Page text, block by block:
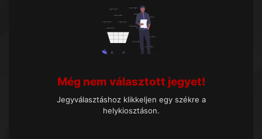
Még nem választott jegyet!
Jegyválasztáshoz klikkeljen egy székre a
helykiosztáson.